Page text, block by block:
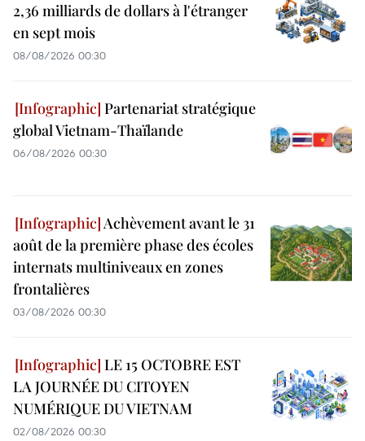
2,36 milliards de dollars à l'étranger
en sept mois
08/08/2026 00:30
Partenariat stratégique
global Vietnam-Thaïlande
06/08/2026 00:30
Achèvement avant le 31
août de la première phase des écoles
internats multiniveaux en zones
frontalières
03/08/2026 00:30
LE 15 OCTOBRE EST
LA JOURNÉE DU CITOYEN
NUMÉRIQUE DU VIETNAM
02/08/2026 00:30